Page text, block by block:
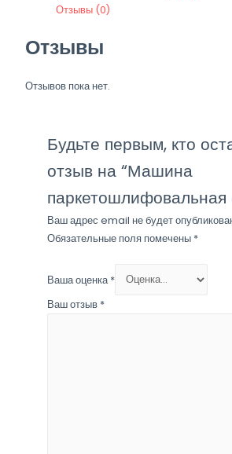
Отзывы (0)
Отзывы
Отзывов пока нет.
Будьте первым, кто
отзыв на “Машина
паркетошлифовальная
Ваш адрес email не будет
Обязательные поля помечены *
Ваша оценка *
Ваш отзыв *